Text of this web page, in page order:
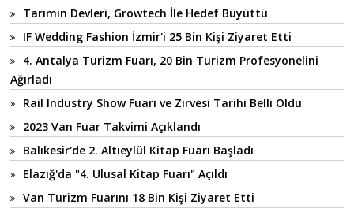
Tarımın Devleri, Growtech İle Hedef Büyüttü
IF Wedding Fashion İzmir'i 25 Bin Kişi Ziyaret Etti
4. Antalya Turizm Fuarı, 20 Bin Turizm Profesyonelini
Ağırladı
Rail Industry Show Fuarı ve Zirvesi Tarihi Belli Oldu
2023 Van Fuar Takvimi Açıklandı
Balıkesir'de 2. Altıeylül Kitap Fuarı Başladı
Elazığ'da "4. Ulusal Kitap Fuarı" Açıldı
Van Turizm Fuarını 18 Bin Kişi Ziyaret Etti